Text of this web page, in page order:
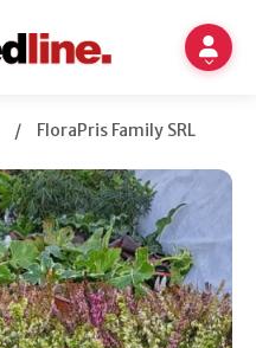
/ FloraPris Family SRL